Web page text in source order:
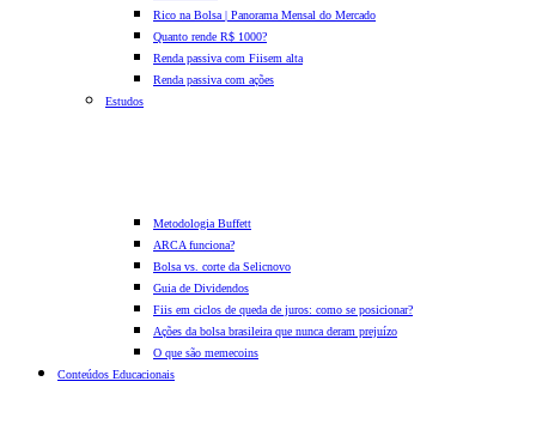
Rico na Bolsa | Panorama Mensal do Mercado
Quanto rende R$ 1000?
Renda passiva com Fiisem alta
Renda passiva com ações
Estudos
Metodologia Buffett
ARCA funciona?
Bolsa vs. corte da Selicnovo
Guia de Dividendos
Fiis em ciclos de queda de juros: como se posicionar?
Ações da bolsa brasileira que nunca deram prejuízo
O que são memecoins
Conteúdos Educacionais